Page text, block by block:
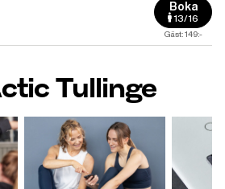
Boka
13/16
Gäst: 149:-
Tullinge